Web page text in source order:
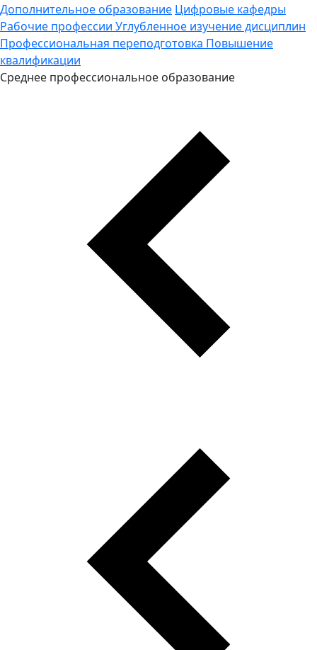
Дополнительное образование Цифровые кафедры
Рабочие профессии Углубленное изучение дисциплин
Профессиональная переподготовка Повышение
квалификации
Среднее профессиональное образование